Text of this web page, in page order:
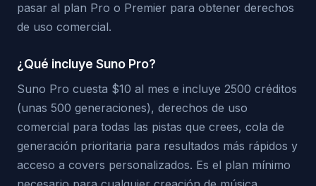
pasar al plan Pro o Premier para obtener derechos
de uso comercial.
¿Qué incluye Suno Pro?
Suno Pro cuesta $10 al mes e incluye 2500 créditos
(unas 500 generaciones), derechos de uso
comercial para todas las pistas que crees, cola de
generación prioritaria para resultados más rápidos y
acceso a covers personalizados. Es el plan mínimo